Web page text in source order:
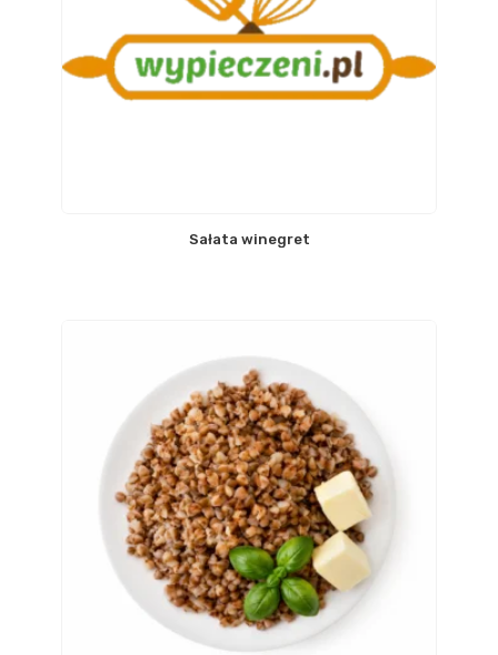
Sałata winegret